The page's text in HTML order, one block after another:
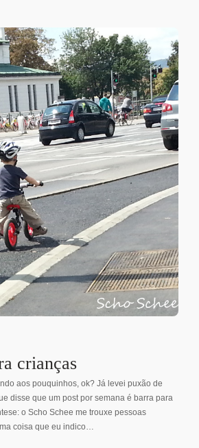
crianças
aos pouquinhos, ok? Já levei puxão de
disse que um post por semana é barra para
o Scho Schee me trouxe pessoas
coisa que eu indico…